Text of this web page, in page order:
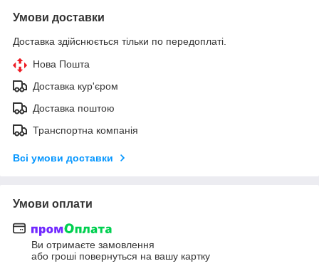
Умови доставки
Доставка здійснюється тільки по передоплаті.
Нова Пошта
Доставка кур'єром
Доставка поштою
Транспортна компанія
Всі умови доставки
Умови оплати
Ви отримаєте замовлення
або гроші повернуться на вашу картку